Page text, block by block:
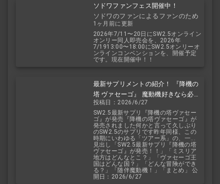
ソドワファンフェス開催中！
ソドワのファンによるファンのため
のお祭り！
1ヶ月前に更新
2026年7/11〜20日にSW2.5オンライン
オンリー同人即売会を、2026年
7/1913:00〜18:00にSW2.5オンリーオ
ンラインコンベンションを、開催予定
です。現在開催中！！
最新サプリメントの紹介！ 『降機の
塔 ヴァセーゴ』 魔動機好きなら必
見！ 随伴魔動機と旅に出よう！
投稿日：2026/6/27
SW2.5最新サプリ『降機の塔ヴァセー
ゴ』が発売『降機の塔ヴァセーゴ』が
発売されました何かと言って久しぶり
のSW2.5のサプリです昨年同様、この
時期にいわゆる「ツアー系」の、一...
見出し「SW2.5最新サプリ『降機の塔
ヴァセーゴ』が発売！！」「ミスリア
地方はどんなとこ？」「ヴァセーゴ王
国はどんな国？」「どんな冒険ができ
る？」「随伴魔動機！」「まとめ」 公
開日：2026/6/27